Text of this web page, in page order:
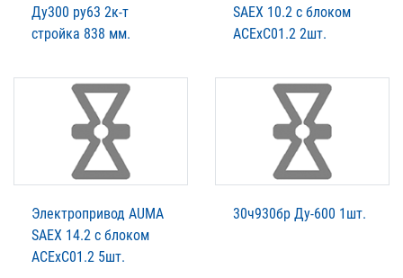
Ду300 ру63 2к-т
стройка 838 мм.
SAEX 10.2 c блоком
ACExC01.2 2шт.
Электропривод AUMA
SAEX 14.2 c блоком
ACExC01.2 5шт.
30ч930бр Ду-600 1шт.